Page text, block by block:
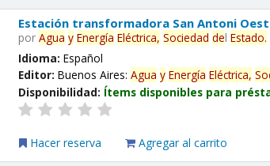
Estación transformadora San Antoni
porAgua y Energía Eléctrica, Sociedad delEstado.
Idioma:Español
Editor:Buenos Aires:Agua y Energía Eléctrica,
Disponibilidad: Ítems disponibles para
Hacer reserva Agregar al carrito